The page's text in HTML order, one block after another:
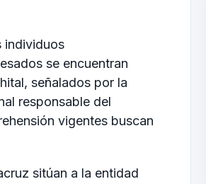
individuos
se encuentran
señalados por la
responsable del
vigentes buscan
sitúan a la entidad